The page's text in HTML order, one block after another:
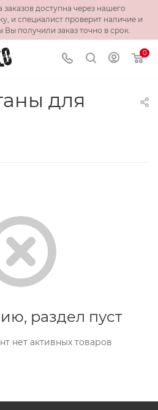
доступна через нашего
и специалист проверит наличие и
Вы получили заказ точно в срок.
0
для
раздел пуст
нет активных товаров